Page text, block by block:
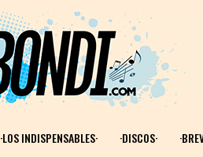
·LOS INDISPENSABLES· ·DISCOS·